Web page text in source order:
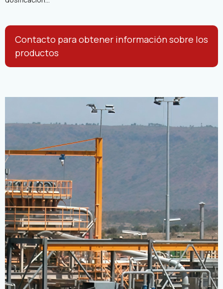
Contacto para obtener información sobre los
productos